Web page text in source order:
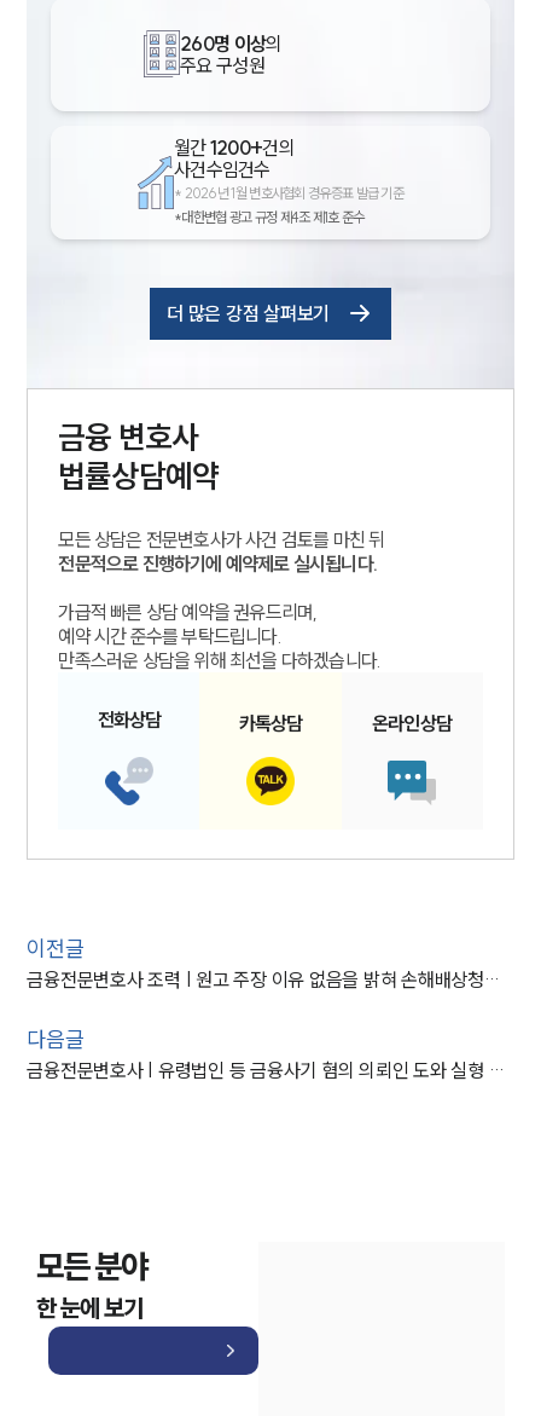
260명 이상의
주요 구성원
월간1200+건의
사건수임건수
* 2026년 1월 변호사협회 경유증표 발급 기준
*대한변협 광고 규정 제4조 제1호 준수
더 많은 강점 살펴보기
금융 변호사
법률상담예약
모든 상담은 전문변호사가 사건 검토를 마친 뒤
전문적으로 진행하기에 예약제로 실시됩니다.
가급적 빠른 상담 예약을 권유드리며,
예약 시간 준수를 부탁드립니다.
만족스러운 상담을 위해 최선을 다하겠습니다.
전화상담 카톡상담 온라인상담
이전글
금융전문변호사 조력 | 원고 주장 이유 없음을 밝혀 손해배상청구 기각
다음글
금융전문변호사 | 유령법인 등 금융사기 혐의 의뢰인 도와 실형 방어
모든 분야
한 눈에 보기